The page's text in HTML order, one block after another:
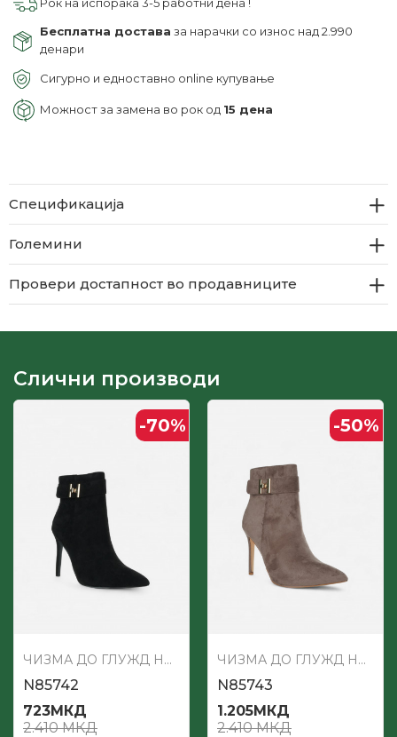
Бесплатна достава за нарачки со износ над 2.990
денари
Сигурно и едноставно online купување
Можност за замена во рок од 15 дена
Спецификација
Големини
Провери достапност во продавниците
Слични производи
-70%
ЧИЗМА ДО ГЛУЖД НА ШТИКЛА
N85742
723МКД
2.410МКД
-50%
ЧИЗМА ДО ГЛУЖД НА ШТИКЛА
N85743
1.205МКД
2.410МКД